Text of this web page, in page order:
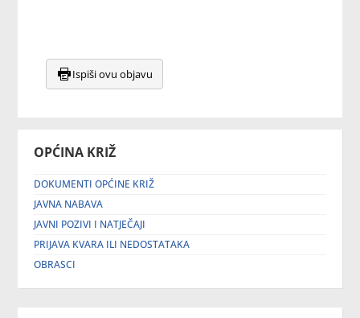
OPĆINA KRIŽ
DOKUMENTI OPĆINE KRIŽ
JAVNA NABAVA
JAVNI POZIVI I NATJEČAJI
PRIJAVA KVARA ILI NEDOSTATAKA
OBRASCI
Ispiši ovu objavu